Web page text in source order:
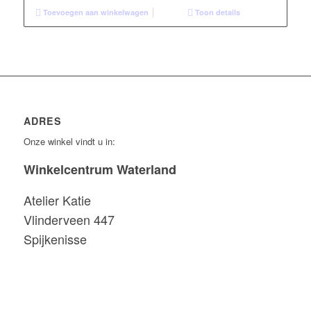
Toevoegen aan winkelwagen Toon details
ADRES
Onze winkel vindt u in:
Winkelcentrum Waterland
Atelier Katie
Vlinderveen 447
Spijkenisse